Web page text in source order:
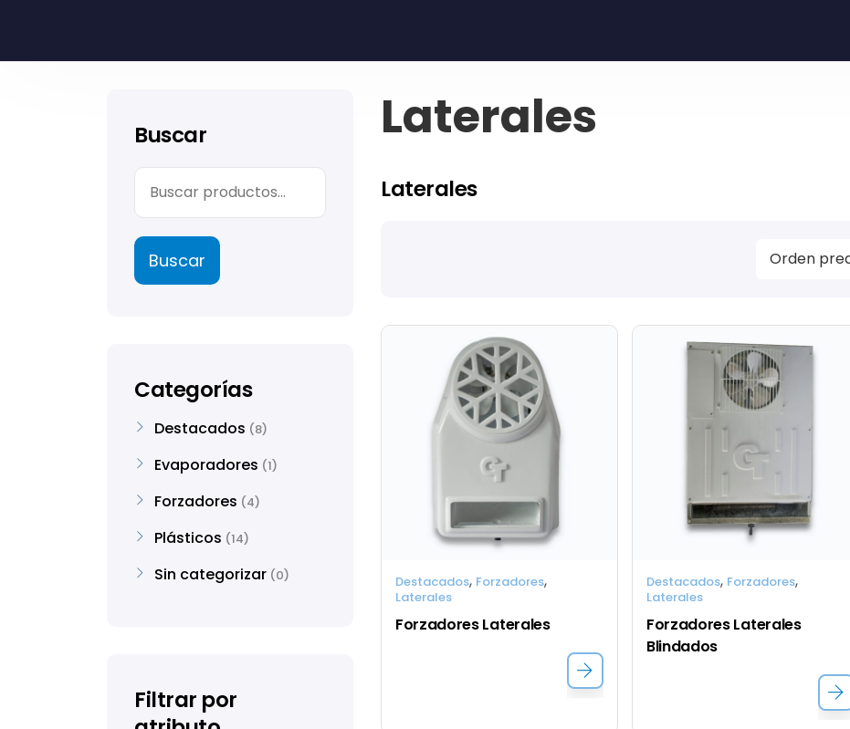
Laterales
Laterales
Destacados, Forzadores,
Laterales
Forzadores Laterales
Destacados, Forzadores,
Laterales
Forzadores Laterales
Blindados
Buscar
Buscar
Categorías
Destacados 8
Evaporadores 1
Forzadores 4
Plásticos 14
Sin categorizar 0
Filtrar por